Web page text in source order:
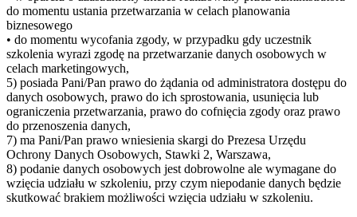
do momentu ustania przetwarzania w celach planowania
biznesowego
• do momentu wycofania zgody, w przypadku gdy uczestnik
szkolenia wyrazi zgodę na przetwarzanie danych osobowych w
celach marketingowych,
5) posiada Pani/Pan prawo do żądania od administratora dostępu do
danych osobowych, prawo do ich sprostowania, usunięcia lub
ograniczenia przetwarzania, prawo do cofnięcia zgody oraz prawo
do przenoszenia danych,
7) ma Pani/Pan prawo wniesienia skargi do Prezesa Urzędu
Ochrony Danych Osobowych, Stawki 2, Warszawa,
8) podanie danych osobowych jest dobrowolne ale wymagane do
wzięcia udziału w szkoleniu, przy czym niepodanie danych będzie
skutkować brakiem możliwości wzięcia udziału w szkoleniu.